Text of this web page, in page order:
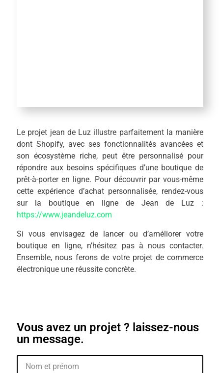
Le projet jean de Luz illustre parfaitement la manière
dont Shopify, avec ses fonctionnalités avancées et
son écosystème riche, peut être personnalisé pour
répondre aux besoins spécifiques d’une boutique de
prêt-à-porter en ligne. Pour découvrir par vous-même
cette expérience d’achat personnalisée, rendez-vous
sur la boutique en ligne de Jean de Luz :
https://www.jeandeluz.com
Si vous envisagez de lancer ou d’améliorer votre
boutique en ligne, n’hésitez pas à nous contacter.
Ensemble, nous ferons de votre projet de commerce
électronique une réussite concrète.
Vous avez un projet ? laissez-nous
un message.